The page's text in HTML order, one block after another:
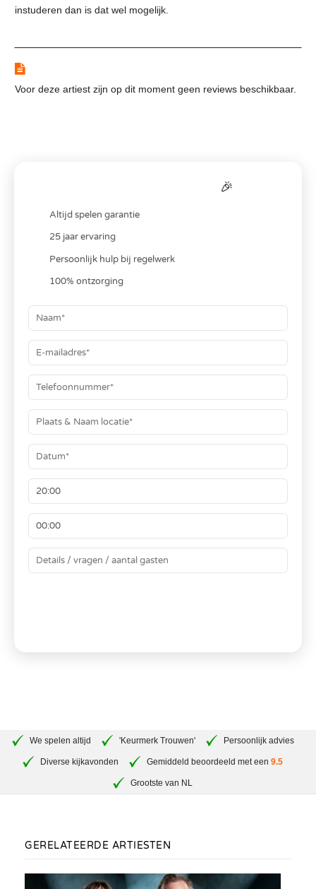
instuderen dan is dat wel mogelijk.
Voor deze artiest zijn op dit moment geen reviews beschikbaar.
🎉
Altijd spelen garantie
25 jaar ervaring
Persoonlijk hulp bij regelwerk
100% ontzorging
We spelen altijd 'Keurmerk Trouwen' Persoonlijk advies
Diverse kijkavonden Gemiddeld beoordeeld met een 9.5
Grootste van NL
GERELATEERDE ARTIESTEN